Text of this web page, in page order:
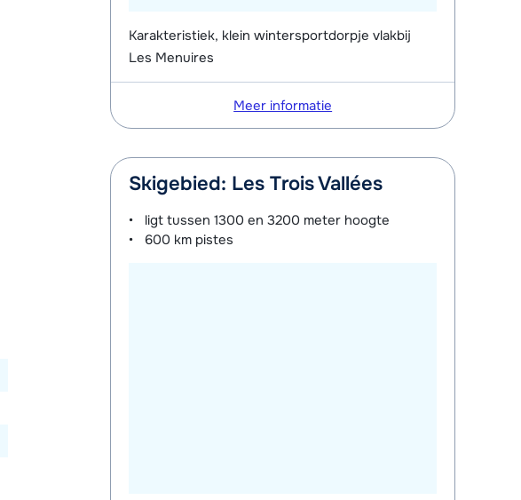
Karakteristiek, klein wintersportdorpje vlakbij
Les Menuires
Meer informatie
Skigebied: Les Trois Vallées
ligt tussen1300 en 3200 meter hoogte
600 km pistes